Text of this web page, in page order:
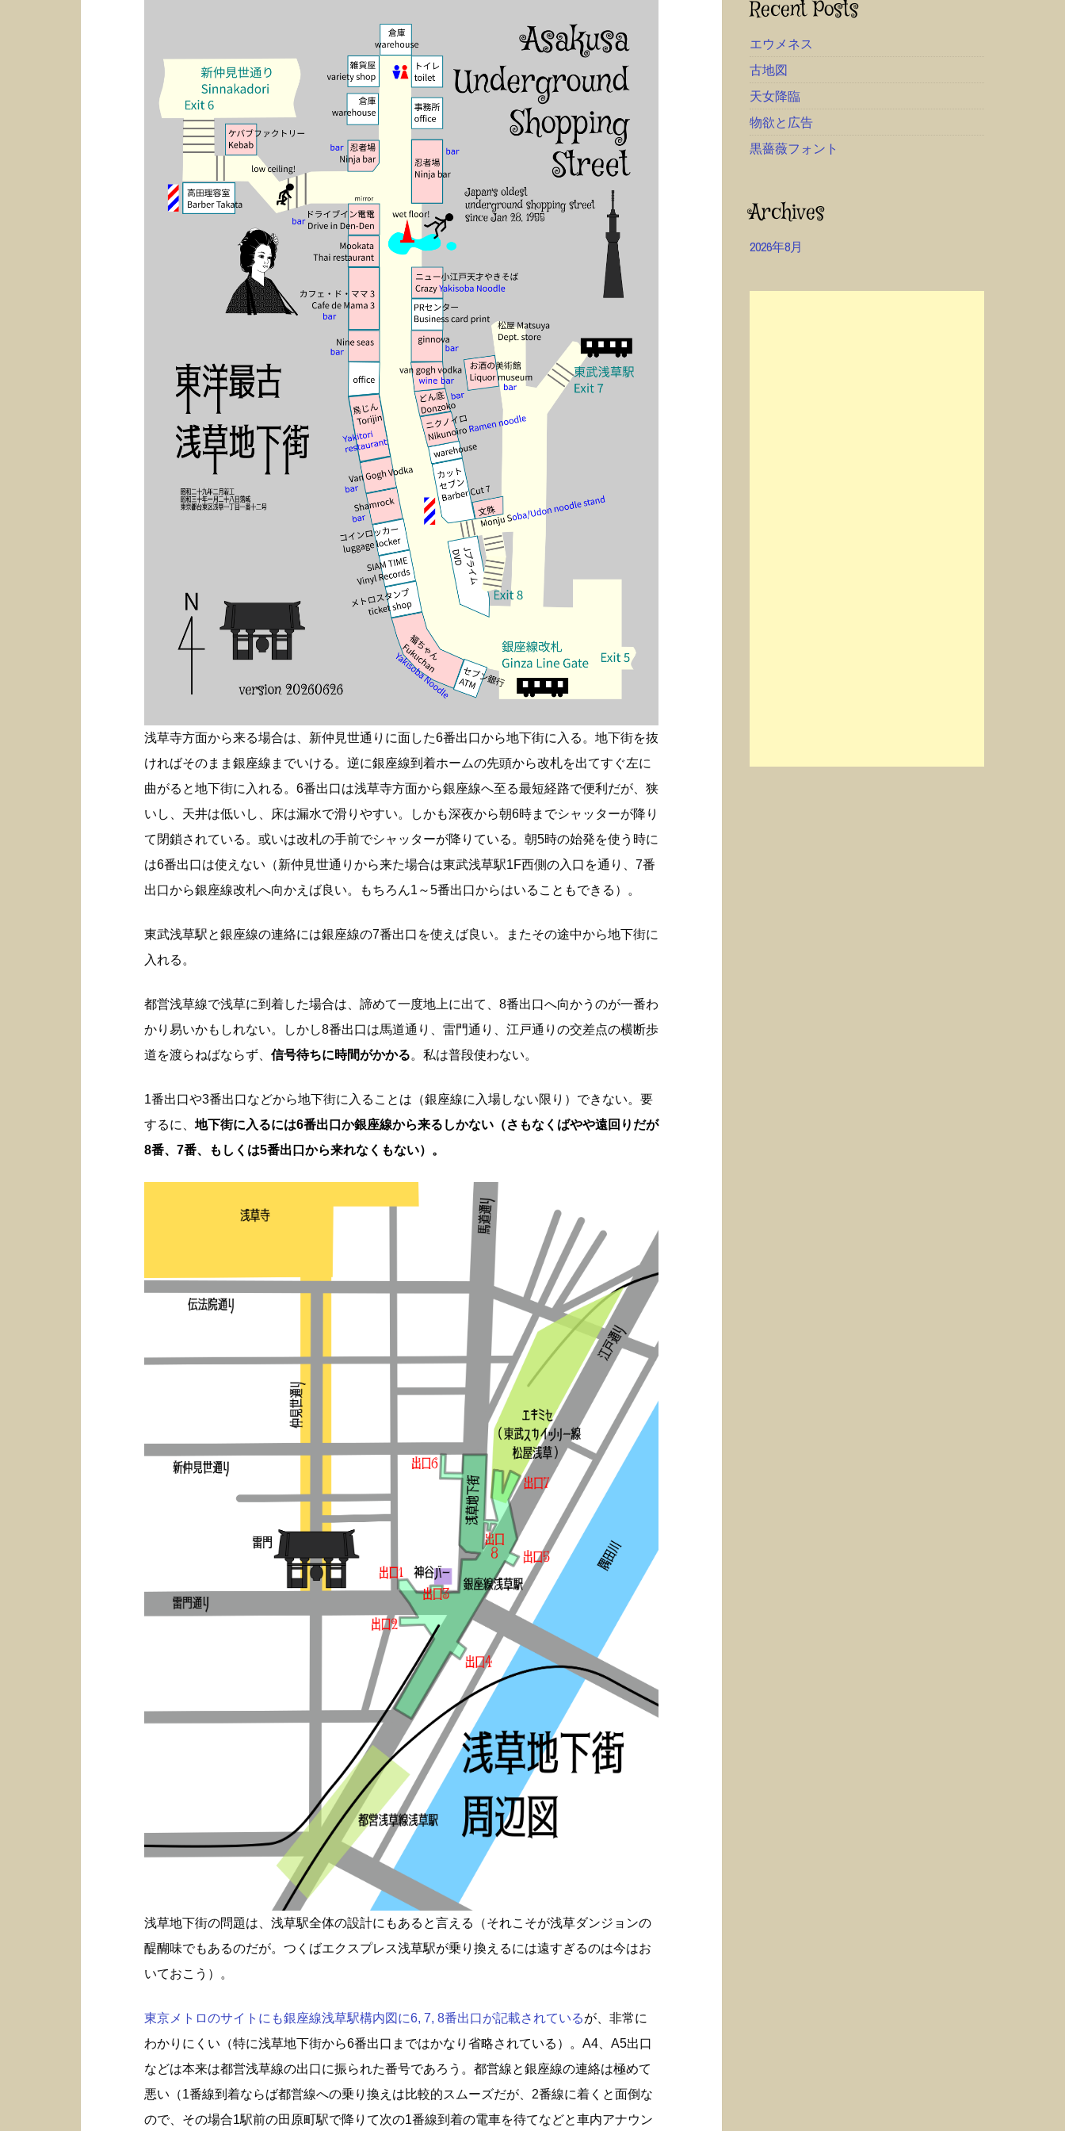
浅草寺方面から来る場合は、新仲見世通りに面した6番出口から地下街に入る。地下街を抜
ければそのまま銀座線までいける。逆に銀座線到着ホームの先頭から改札を出てすぐ左に
曲がると地下街に入れる。6番出口は浅草寺方面から銀座線へ至る最短経路で便利だが、狭
いし、天井は低いし、床は漏水で滑りやすい。しかも深夜から朝6時までシャッターが降り
て閉鎖されている。或いは改札の手前でシャッターが降りている。朝5時の始発を使う時に
は6番出口は使えない（新仲見世通りから来た場合は東武浅草駅1F西側の入口を通り、7番
出口から銀座線改札へ向かえば良い。もちろん1～5番出口からはいることもできる）。
東武浅草駅と銀座線の連絡には銀座線の7番出口を使えば良い。またその途中から地下街に
入れる。
都営浅草線で浅草に到着した場合は、諦めて一度地上に出て、8番出口へ向かうのが一番わ
かり易いかもしれない。しかし8番出口は馬道通り、雷門通り、江戸通りの交差点の横断歩
道を渡らねばならず、 信号待ちに時間がかかる。私は普段使わない。
1番出口や3番出口などから地下街に入ることは（銀座線に入場しない限り）できない。要
するに、 地下街に入るには6番出口か銀座線から来るしかない（さもなくばやや遠回りだが
8番、7番、もしくは5番出口から来れなくもない）。
浅草地下街の問題は、浅草駅全体の設計にもあると言える（それこそが浅草ダンジョンの
醍醐味でもあるのだが。つくばエクスプレス浅草駅が乗り換えるには遠すぎるのは今はお
いておこう）。
東京メトロのサイトにも銀座線浅草駅構内図に6, 7, 8番出口が記載されているが、非常に
わかりにくい（特に浅草地下街から6番出口まではかなり省略されている）。A4、A5出口
などは本来は都営浅草線の出口に振られた番号であろう。都営線と銀座線の連絡は極めて
悪い（1番線到着ならば都営線への乗り換えは比較的スムーズだが、2番線に着くと面倒な
ので、その場合1駅前の田原町駅で降りて次の1番線到着の電車を待てなどと車内アナウン
Recent Posts
エウメネス
古地図
天女降臨
物欲と広告
黒薔薇フォント
Archives
2026年8月